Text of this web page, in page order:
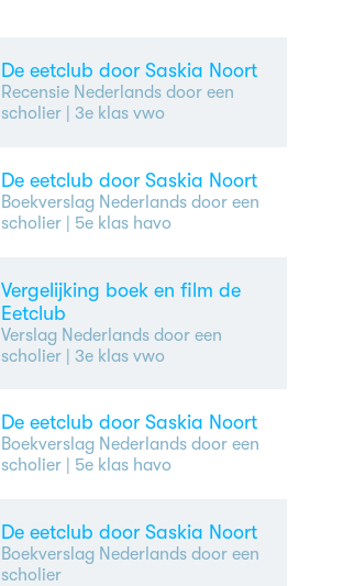
De eetclub door Saskia Noort
Recensie Nederlands door een
scholier| 3e klas vwo
De eetclub door Saskia Noort
Boekverslag Nederlands door een
scholier| 5e klas havo
Vergelijking boek en film de
Eetclub
Verslag Nederlands door een
scholier| 3e klas vwo
De eetclub door Saskia Noort
Boekverslag Nederlands door een
scholier| 5e klas havo
De eetclub door Saskia Noort
Boekverslag Nederlands door een
scholier